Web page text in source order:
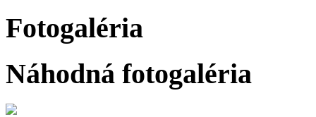
Fotogaléria
Náhodná fotogaléria